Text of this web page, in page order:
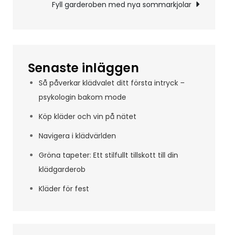
Fyll garderoben med nya sommarkjolar
Senaste inläggen
Så påverkar klädvalet ditt första intryck –
psykologin bakom mode
Köp kläder och vin på nätet
Navigera i klädvärlden
Gröna tapeter: Ett stilfullt tillskott till din
klädgarderob
Kläder för fest